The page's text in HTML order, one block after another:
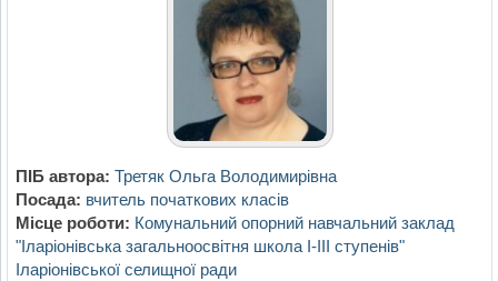
ПІБ автора: Третяк Ольга Володимирівна
Посада: вчитель початкових класів
Місце роботи: Комунальний опорний навчальний заклад
"Іларіонівська загальноосвітня школа І-ІІІ ступенів"
Іларіонівської селищної ради